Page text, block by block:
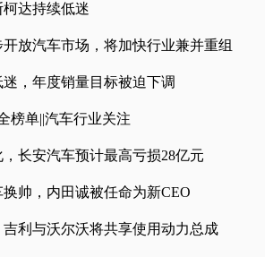
达持续低迷
放汽车市场，将加快行业兼并重组
，年度销量目标被迫下调
榜单||汽车行业关注
长安汽车预计最高亏损28亿元
帅，内田诚被任命为新CEO
利与沃尔沃将共享使用动力总成